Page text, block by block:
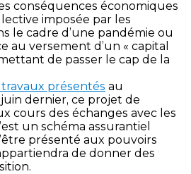
conséquences économiques
imposée par les
le cadre d’une pandémie ou
au versement d’un « capital
de passer le cap de la
travaux présentés au
dernier, ce projet de
cours des échanges avec les
un schéma assurantiel
présenté aux pouvoirs
de donner des